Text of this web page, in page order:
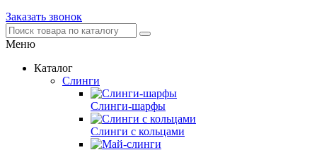
Заказать звонок
Меню
Каталог
Слинги
Слинги-шарфы
Слинги с кольцами